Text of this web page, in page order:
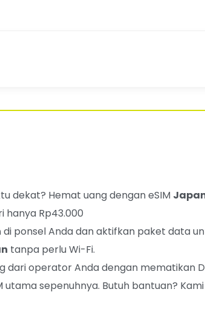
dekat? Hemat uang dengan eSIM
hanya Rp43.000
di ponsel Anda dan aktifkan paket data
tanpa perlu Wi-Fi.
dari operator Anda dengan mematikan
utama sepenuhnya. Butuh bantuan?